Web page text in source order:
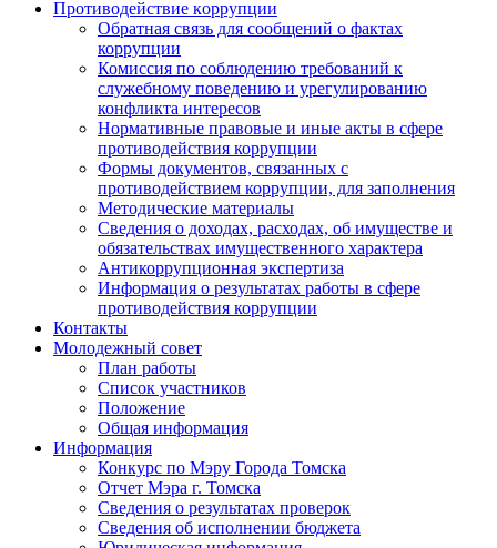
Прoтивoдeйствие кoрpупции
Обратная связь для сообщений о фактах
коррупции
Комиссия по соблюдению требований к
служебному поведению и урегулированию
конфликта интересов
Нормативные правовые и иные акты в сфере
противодействия коррупции
Формы документов, связанных с
противодействием коррупции, для заполнения
Методические материалы
Сведения о доходах, расходах, об имуществе и
обязательствах имущественного характера
Антикоррупционная экспертиза
Информация о результатах работы в сфере
противодействия коррупции
Контакты
Молодежный совет
План работы
Список участников
Положение
Общая информация
Информация
Конкурс по Мэру Города Томска
Отчет Мэра г. Томска
Сведения о результатах проверок
Сведения об исполнении бюджета